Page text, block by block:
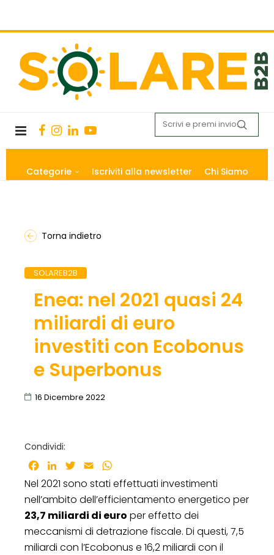
Categorie Iscriviti alla newsletter Chi Siamo
Torna indietro
SOLAREB2B
Enea: nel 2021 quasi 24
miliardi di euro
investiti con Ecobonus
e Superbonus
16 Dicembre 2022
Condividi:
Facebook
LinkedInTwitter
Email
Nel 2021 sono stati effettuati investimenti
nell’ambito dell’efficientamento energetico per
23,7 miliardi di euro per effetto dei
meccanismi di detrazione fiscale. Di questi, 7,5
miliardi con l’Ecobonus e 16,2 miliardi con il